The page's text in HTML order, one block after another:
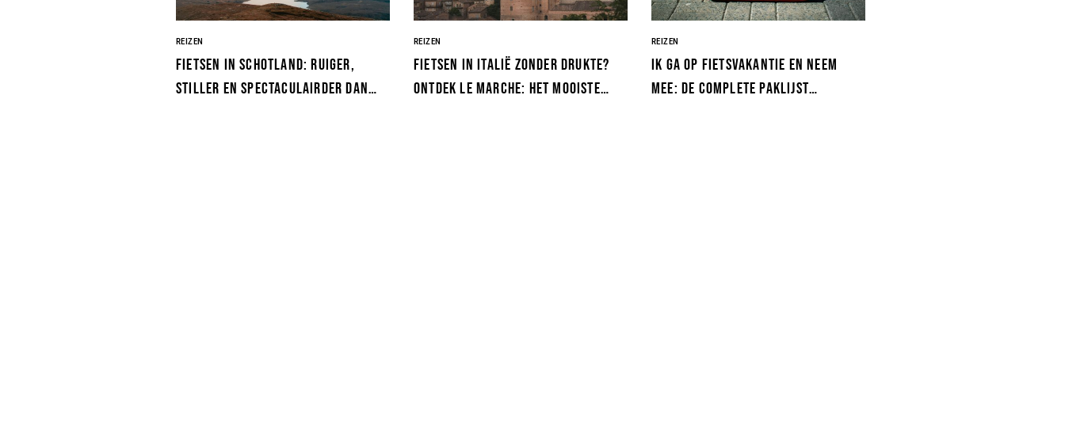
REIZEN
Fietsen in Schotland: ruiger,
stiller en spectaculairder dan
REIZEN
Fietsen in Italië zonder drukte?
Ontdek Le Marche: het mooiste
REIZEN
Ik ga op fietsvakantie en neem
mee: de complete paklijst